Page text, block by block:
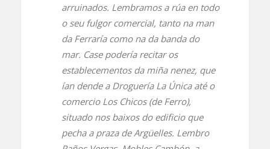
arruinados. Lembramos a rúa en todo
o seu fulgor comercial, tanto na man
da Ferraría como na da banda do
mar. Case podería recitar os
establecementos da miña nenez, que
ían dende a Droguería La Única até o
comercio Los Chicos (de Ferro),
situado nos baixos do edificio que
pecha a praza de Argüelles. Lembro